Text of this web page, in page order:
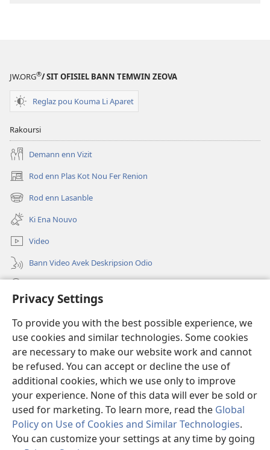
Privacy Settings
To provide you with the best possible experience, we
use cookies and similar technologies. Some cookies
are necessary to make our website work and cannot
be refused. You can accept or decline the use of
additional cookies, which we use only to improve
your experience. None of this data will ever be sold or
used for marketing. To learn more, read the Global
Policy on Use of Cookies and Similar Technologies.
You can customize your settings at any time by going
LATOUR
Avril 2010
JW.ORG®/ SIT OFISIEL BANN TEMWIN ZEOVA
Reglaz pou Kouma Li Aparet
Rakoursi
Demann enn Vizit
Rod enn Plas Kot Nou Fer Renion
(ouver
enn
nouvo
tab)
Rod enn Lasanble
(ouver
enn
nouvo
tab)
Ki Ena Nouvo
Video
Bann Video Avek Deskripsion Odio
(ouver
nouvo
tab)
Watchtower BIBLIOTEK LOR INTERNET
(ouver
enn
nouvo
tab)
JW Hub ®
(ouver
enn
nouvo
tab)
Copyright© 2026 Watch Tower Bible and Tract Society of Pennsylvania.